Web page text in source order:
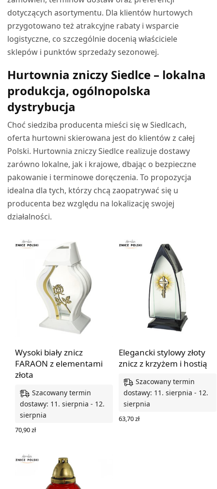
dotyczących asortymentu. Dla klientów hurtowych
przygotowano też atrakcyjne rabaty i wsparcie
logistyczne, co szczególnie docenią właściciele
sklepów i punktów sprzedaży sezonowej.
Hurtownia zniczy Siedlce – lokalna
produkcja, ogólnopolska
dystrybucja
Choć siedziba producenta mieści się w Siedlcach,
oferta hurtowni skierowana jest do klientów z całej
Polski. Hurtownia zniczy Siedlce realizuje dostawy
zarówno lokalne, jak i krajowe, dbając o bezpieczne
pakowanie i terminowe doręczenia. To propozycja
idealna dla tych, którzy chcą zaopatrywać się u
producenta bez względu na lokalizację swojej
działalności.
Wysoki biały znicz
FARAON z elementami
złota
Szacowany termin
dostawy: 11. sierpnia - 12.
sierpnia
70,90zł
Elegancki stylowy złoty
znicz z krzyżem i hostią
Szacowany termin
dostawy: 11. sierpnia - 12.
sierpnia
63,70zł